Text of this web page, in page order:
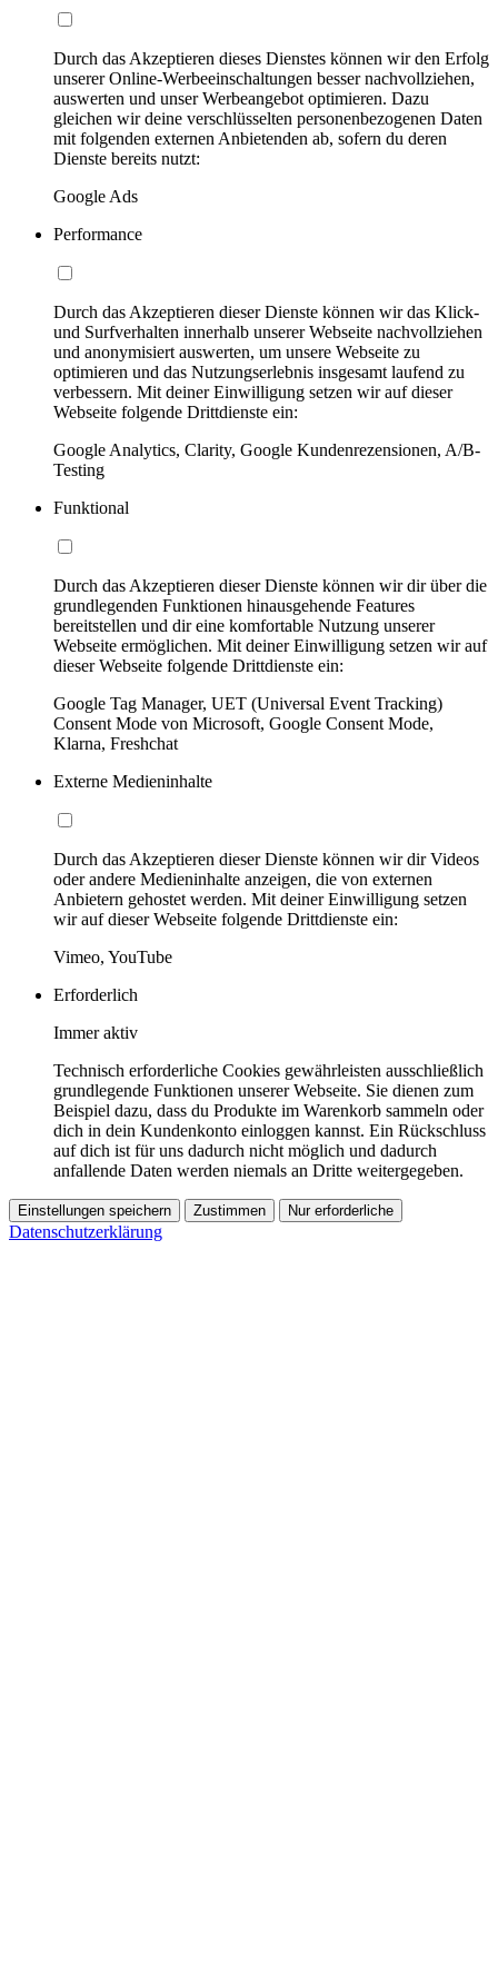
Durch das Akzeptieren dieses Dienstes können wir den Erfolg
unserer Online-Werbeeinschaltungen besser nachvollziehen,
auswerten und unser Werbeangebot optimieren. Dazu
gleichen wir deine verschlüsselten personenbezogenen Daten
mit folgenden externen Anbietenden ab, sofern du deren
Dienste bereits nutzt:
Google Ads
Performance
Durch das Akzeptieren dieser Dienste können wir das Klick-
und Surfverhalten innerhalb unserer Webseite nachvollziehen
und anonymisiert auswerten, um unsere Webseite zu
optimieren und das Nutzungserlebnis insgesamt laufend zu
verbessern. Mit deiner Einwilligung setzen wir auf dieser
Webseite folgende Drittdienste ein:
Google Analytics, Clarity, Google Kundenrezensionen, A/B-
Testing
Funktional
Durch das Akzeptieren dieser Dienste können wir dir über die
grundlegenden Funktionen hinausgehende Features
bereitstellen und dir eine komfortable Nutzung unserer
Webseite ermöglichen. Mit deiner Einwilligung setzen wir auf
dieser Webseite folgende Drittdienste ein:
Google Tag Manager, UET (Universal Event Tracking)
Consent Mode von Microsoft, Google Consent Mode,
Klarna, Freshchat
Externe Medieninhalte
Durch das Akzeptieren dieser Dienste können wir dir Videos
oder andere Medieninhalte anzeigen, die von externen
Anbietern gehostet werden. Mit deiner Einwilligung setzen
wir auf dieser Webseite folgende Drittdienste ein:
Vimeo, YouTube
Erforderlich
Immer aktiv
Technisch erforderliche Cookies gewährleisten ausschließlich
grundlegende Funktionen unserer Webseite. Sie dienen zum
Beispiel dazu, dass du Produkte im Warenkorb sammeln oder
dich in dein Kundenkonto einloggen kannst. Ein Rückschluss
auf dich ist für uns dadurch nicht möglich und dadurch
anfallende Daten werden niemals an Dritte weitergegeben.
Einstellungen speichern Zustimmen Nur erforderliche
Datenschutzerklärung